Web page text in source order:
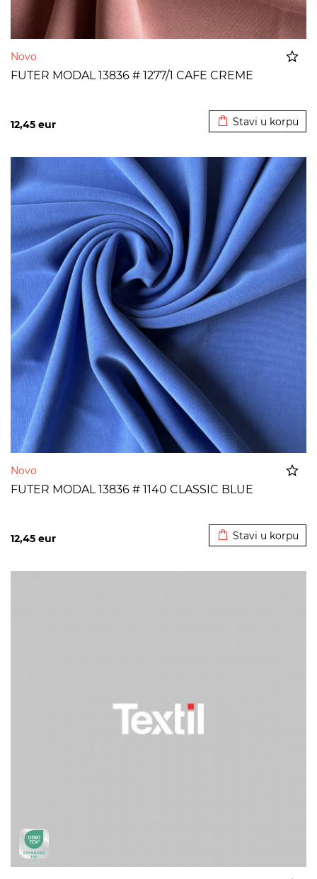
Novo
FUTER MODAL 13836 # 1277/1 CAFE CREME
12,45 eur Stavi u korpu
Novo
FUTER MODAL 13836 # 1140 CLASSIC BLUE
12,45 eur Stavi u korpu